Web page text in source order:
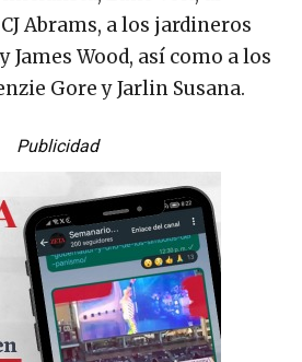
Abrams, a los jardineros
James Wood, así como a los
Gore y Jarlin Susana.
Publicidad